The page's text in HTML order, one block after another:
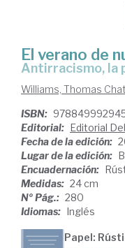
El verano de
Antirracismo, la
Williams, Thomas
ISBN:
Editorial: Editorial
Fecha de la edición:
Lugar de la edición:
Encuadernación:
Medidas: 24 cm
Nº Pág.: 280
Idiomas: Inglés
Papel: